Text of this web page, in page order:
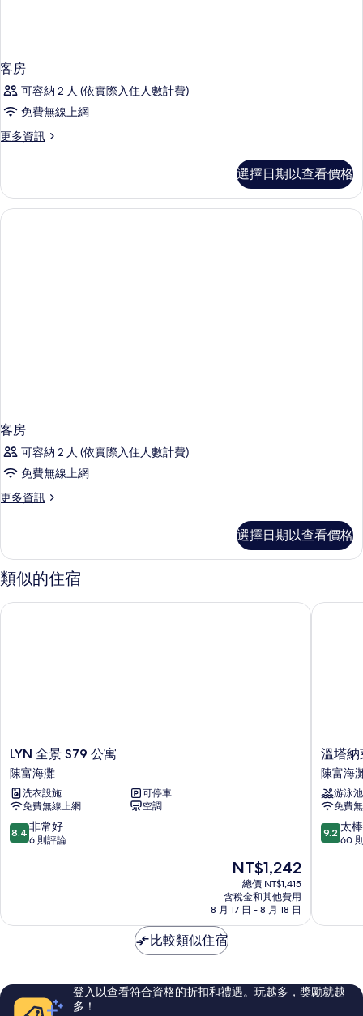
客房
可容納 2 人 (依實際入住人數計費)
免費無線上網
更多資訊
更
的
詳
情
選擇日期以查看價格
客房
可容納 2 人 (依實際入住人數計費)
免費無線上網
更多資訊
更
的
詳
情
選擇日期以查看價格
類似的住宿
LYN
全
景
S79
公
寓
陳
LYN 全景 S79 公寓
陳富海灘
洗衣設施
可停車
免費無線上網
空調
8.4
分，
常
評
論
8.4 非常好
6 則評論
現
價
格
為
NT$1,242
總價 NT$1,415
含稅金和其他費用
8 月 17 日 - 8 月 18 日
LYN 全景 S79 公寓
溫
塔
納
芽
莊
飯
店
溫塔納
陳富海
游泳池
免費
9.2
分，
棒
評
論
9.2 太
60
溫塔納
比較類似住宿
登入以查看符合資格的折扣和禮遇。玩越多，獎勵就越
多！